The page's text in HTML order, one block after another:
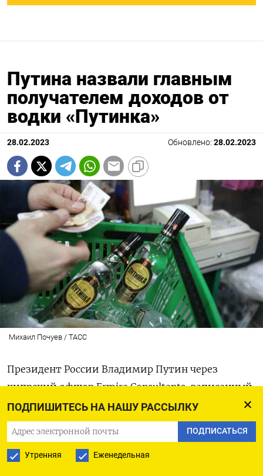
ПОДПИШИТЕСЬ НА НАШУ РАССЫЛКУ
ПОДПИСАТЬСЯ
Утренняя Еженедельная
Путина назвали главным
получателем доходов от
водки «Путинка»
28.02.2023 Обновлено: 28.02.2023
Михаил Почуев / ТАСС
Президент России Владимир Путин через
кипрский офшор Ermira Consultants, записанный
на номинала, является бенефициаром продаж
водки «Путинка». Каксообщается
в расследовании издания «Проект», это могло
принести ему до $500 млн в период с 2004 по